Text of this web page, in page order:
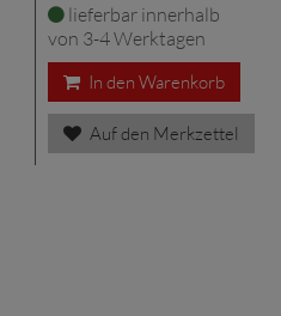
lieferbar innerhalb
von 3-4 Werktagen
In den Warenkorb
Auf den Merkzettel